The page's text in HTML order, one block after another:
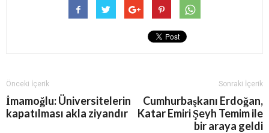
Önceki İçerik
İmamoğlu: Üniversitelerin
kapatılması akla ziyandır
Sonraki İçerik
Cumhurbaşkanı Erdoğan,
Katar Emiri Şeyh Temim ile
bir araya geldi